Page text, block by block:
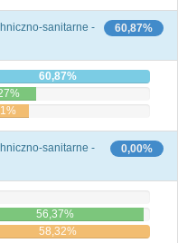
60,87%
sanitarne -
60,87%
0,00%
sanitarne -
56,37%
58,32%